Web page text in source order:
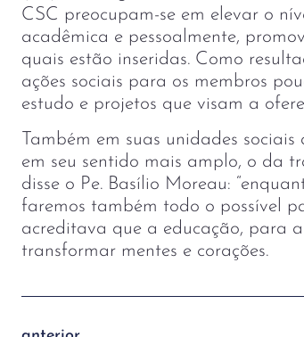
CSC preocupam-se em elevar o
acadêmica e pessoalmente,
quais estão inseridas. Como
ações sociais para os membros
estudo e projetos que visam a
Também em suas unidades
em seu sentido mais amplo, o da
disse o Pe. Basílio Moreau:
faremos também todo o possível
acreditava que a educação, para
transformar mentes e corações.